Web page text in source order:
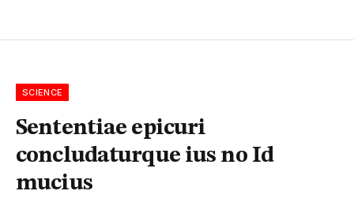
SCIENCE
Sententiae epicuri
concludaturque ius no Id
mucius